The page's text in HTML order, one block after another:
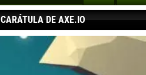
CARÁTULA DE AXE.IO